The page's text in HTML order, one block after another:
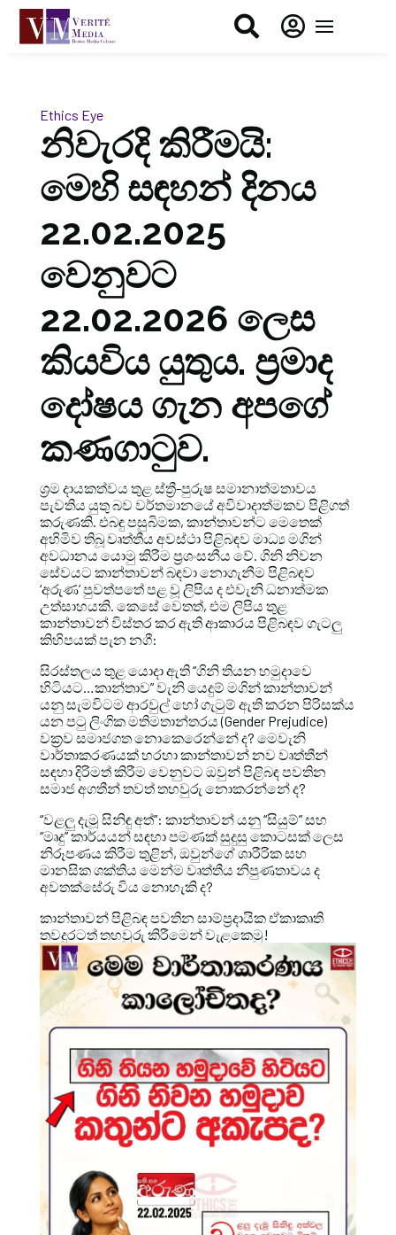
 
Ethics Eye
නිවැරදි කිරීමයි:
මෙහි සඳහන් දිනය
22.02.2025
වෙනුවට
22.02.2026 ලෙස
කියවිය යුතුය. ප්‍රමාද
දෝෂය ගැන අපගේ
කණගාටුව.
ශ්‍රම දායකත්වය තුළ ස්ත්‍රී-පුරුෂ සමානාත්මතාවය
පැවතිය යුතු බව වර්තමානයේ අවිවාදාත්මකව පිළිගත්
කරුණකි. එබඳු පසුබිමක, කාන්තාවන්ට මෙතෙක්
අහිමිව තිබූ වෘත්තීය අවස්ථා පිළිබඳව මාධ්‍ය මගින්
අවධානය යොමු කිරීම ප්‍රශංසනීය වේ. ගිනි නිවන
සේවයට කාන්තාවන් බඳවා නොගැනීම පිළිබඳව
‘අරුණ’ පුවත්පතේ පළ වූ ලිපිය ද එවැනි ධනාත්මක
උත්සාහයකි. කෙසේ වෙතත්, එම ලිපිය තුළ
කාන්තාවන් විස්තර කර ඇති ආකාරය පිළිබඳව ගැටලු
කිහිපයක් පැන නගී:
සිරස්තලය තුළ යොදා ඇති “ගිනි තියන හමුදාවෙ
හිටියට…කාන්තාව” වැනි යෙදුම් මගින් කාන්තාවන්
යනු සැමවිටම ආරවුල් හෝ ගැටුම් ඇති කරන පිරිසක්ය
යන පටු ලිංගික මතිමතාන්තරය (Gender Prejudice)
වක්‍රව සමාජගත නොකෙරෙන්නේ ද? මෙවැනි
වාර්තාකරණයක් හරහා කාන්තාවන් නව වෘත්තීන්
සඳහා දිරිමත් කිරීම වෙනුවට ඔවුන් පිළිබඳ පවතින
සමාජ අගතීන් තවත් තහවුරු නොකරන්නේ ද?
“වළලු දැමූ සිනිඳු අත්”: කාන්තාවන් යනු “සියුම්” සහ
“මෘදු” කාර්යයන් සඳහා පමණක් සුදුසු කොටසක් ලෙස
නිරූපණය කිරීම තුළින්, ඔවුන්ගේ ශාරීරික සහ
මානසික ශක්තිය මෙන්ම වෘත්තීය නිපුණතාවය ද
අවතක්සේරු විය නොහැකි ද?
කාන්තාවන් පිළිබඳ පවතින සාම්ප්‍රදායික ඒකාකෘති
තවදුරටත් තහවුරු කිරීමෙන් වැළකෙමු!